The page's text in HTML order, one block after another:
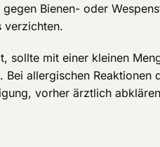
Bienen- oder
verzichten.
sollte mit einer kleinen
allergischen Reaktionen
vorher ärztlich